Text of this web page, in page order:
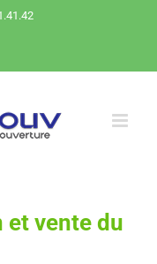
vente du